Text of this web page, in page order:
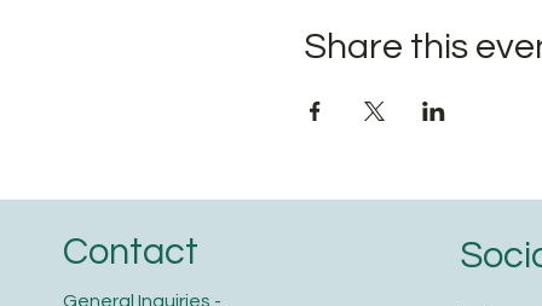
Share this
Contact
General Inquiries -